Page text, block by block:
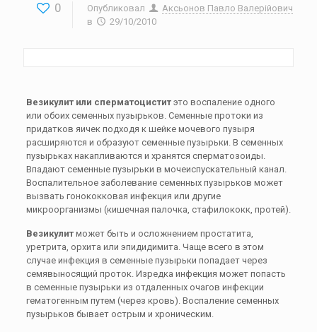
0 Опубликовал
Аксьонов Павло Валерійович
в
29/10/2010
Везикулит или сперматоцистит это воспаление одного
или обоих семенных пузырьков. Семенные протоки из
придатков яичек подходя к шейке мочевого пузыря
расширяются и образуют семенные пузырьки. В семенных
пузырьках накапливаются и хранятся сперматозоиды.
Впадают семенные пузырьки в мочеиспускательный канал.
Воспалительное заболевание семенных пузырьков может
вызвать гонококковая инфекция или другие
микроорганизмы (кишечная палочка, стафилококк, протей).
Везикулит может быть и осложнением простатита,
уретрита, орхита или эпидидимита. Чаще всего в этом
случае инфекция в семенные пузырьки попадает через
семявыносящий проток. Изредка инфекция может попасть
в семенные пузырьки из отдаленных очагов инфекции
гематогенным путем (через кровь). Воспаление семенных
пузырьков бывает острым и хроническим.